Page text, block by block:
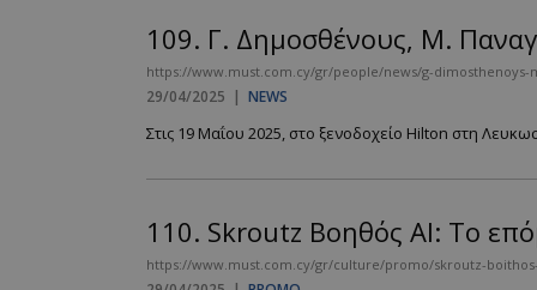
109. Γ. Δημοσθένους, Μ.
https://www.must.com.cy/gr/people/news/g-dimosthenoys-
29/04/2025 | NEWS
Στις 19 Μαΐου 2025, στο ξενοδοχείο Hilton στη
110. Skroutz Βοηθός AI: Το
https://www.must.com.cy/gr/culture/promo/skroutz-
takeOverCookie
AdSphere-GDPR